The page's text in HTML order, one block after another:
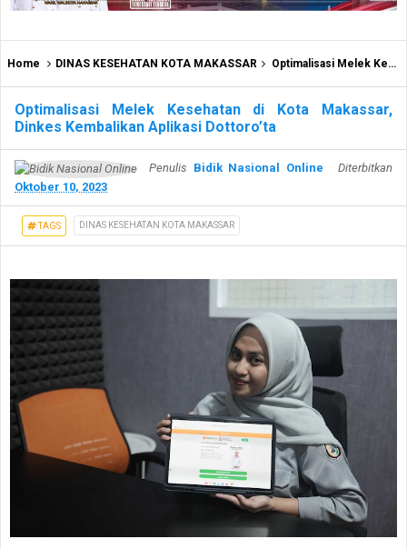
Home DINAS KESEHATAN KOTA MAKASSAR Optimalisasi Melek Kesehatan di Kota Makassar, Dinkes Kembalikan Aplikasi Dottoro’ta
Optimalisasi Melek Kesehatan di Kota Makassar,
Dinkes Kembalikan Aplikasi Dottoro’ta
Penulis Bidik Nasional Online
Diterbitkan
Oktober 10, 2023
TAGS DINAS KESEHATAN KOTA MAKASSAR